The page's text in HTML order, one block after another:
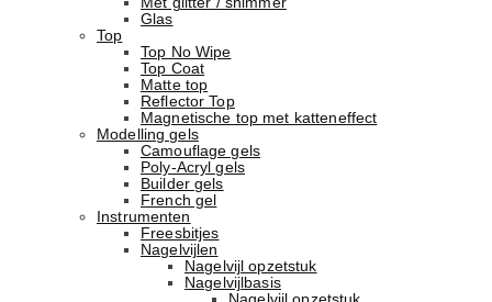
Glas
Top
Top No Wipe
Top Coat
Matte top
Reflector Top
Magnetische top met katteneffect
Modelling gels
Camouflage gels
Poly-Acryl gels
Builder gels
French gel
Instrumenten
Freesbitjes
Nagelvijlen
Nagelvijl opzetstuk
Nagelvijlbasis